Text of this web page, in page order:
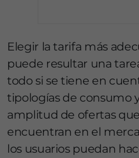
Elegir la tarifa más
puede resultar una
todo si se tiene en
tipologías de consumo
amplitud de ofertas
encuentran en el
los usuarios puedan